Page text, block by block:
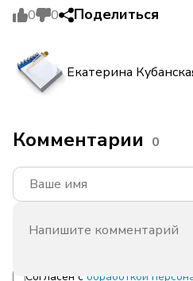
0 0 Поделиться
Екатерина
Комментарии 0
Согласен с обработкой